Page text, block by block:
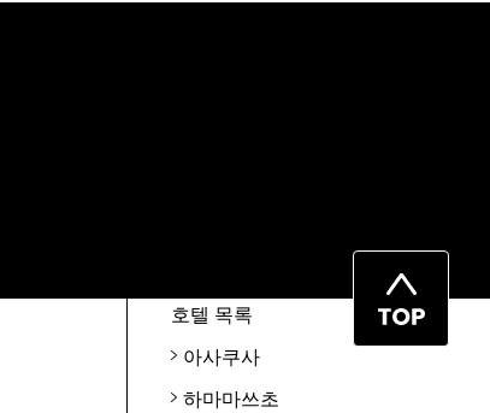
페
이
호텔 목록
아사쿠사
하마마쓰초